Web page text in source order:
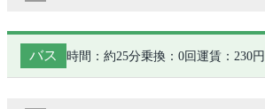
バス 時間：約25分乗換：0回 運賃：230円